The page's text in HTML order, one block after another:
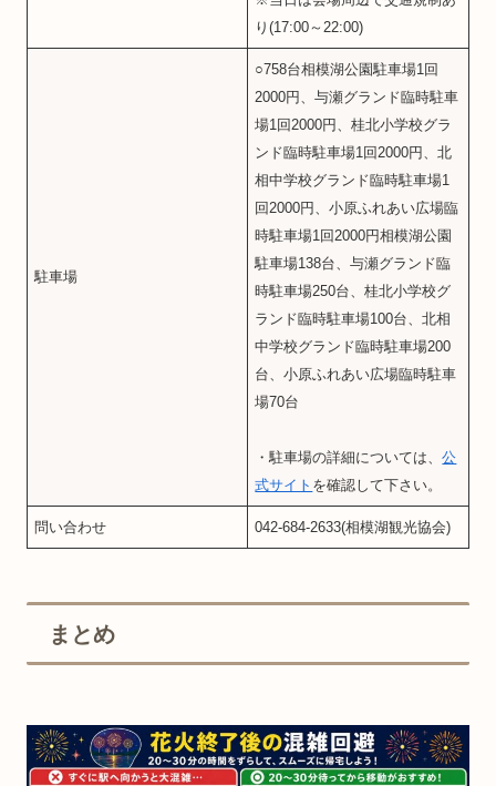
り(17:00～22:00)
駐車場
○758台相模湖公園駐車場1回
2000円、与瀬グランド臨時駐車
場1回2000円、桂北小学校グラ
ンド臨時駐車場1回2000円、北
相中学校グランド臨時駐車場1
回2000円、小原ふれあい広場臨
時駐車場1回2000円相模湖公園
駐車場138台、与瀬グランド臨
時駐車場250台、桂北小学校グ
ランド臨時駐車場100台、北相
中学校グランド臨時駐車場200
台、小原ふれあい広場臨時駐車
場70台
・駐車場の詳細については、公
式サイト を確認して下さい。
問い合わせ 042-684-2633(相模湖観光協会)
まとめ